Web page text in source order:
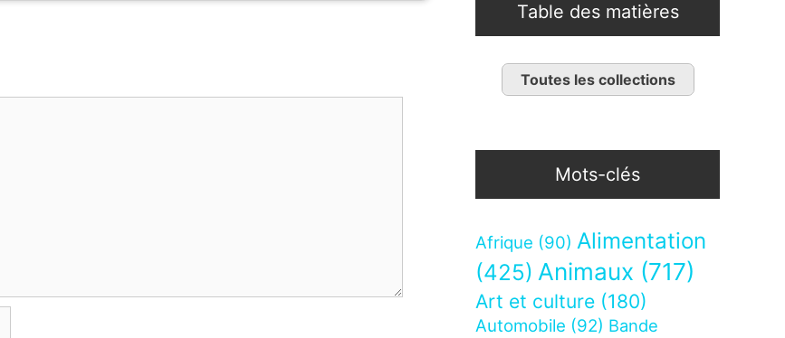
Table des matières
Toutes les collections
Mots-clés
Afrique (90) Alimentation
(425) Animaux (717)
Art et culture (180)
Automobile (92) Bande